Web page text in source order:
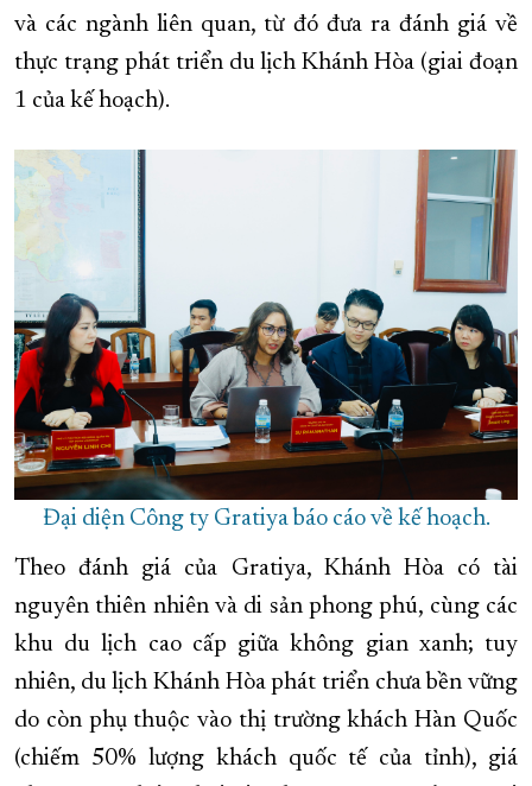
và các ngành liên quan, từ đó đưa ra đánh giá về
thực trạng phát triển du lịch Khánh Hòa (giai đoạn
1 của kế hoạch).
Đại diện Công ty Gratiya báo cáo về kế hoạch.
Theo đánh giá của Gratiya, Khánh Hòa có tài
nguyên thiên nhiên và di sản phong phú, cùng các
khu du lịch cao cấp giữa không gian xanh; tuy
nhiên, du lịch Khánh Hòa phát triển chưa bền vững
do còn phụ thuộc vào thị trường khách Hàn Quốc
(chiếm 50% lượng khách quốc tế của tỉnh), giá